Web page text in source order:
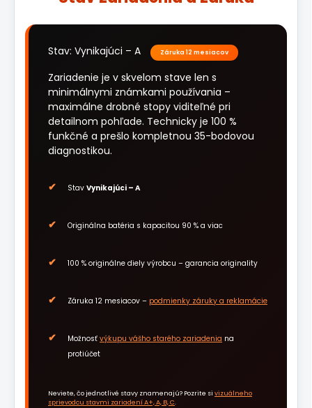
Stav: Vynikajúci – A Záruka 12 mesiacov
Zariadenie je v skvelom stave len s
minimálnymi známkami používania –
maximálne drobné stopy viditeľné pri
detailnom pohľade. Technicky je 100 %
funkčné a prešlo kompletnou 35-bodovou
diagnostikou.
Stav Vynikajúci – A
Originálna batéria s kapacitou 90 % a viac
100 % originálne diely výrobcu – garancia originality
Záruka 12 mesiacov – podmienky záruky a reklamácie
Možnosť výkupu vášho starého zariadenia na
protiúčet
Neviete, čo jednotlivé stavy znamenajú? Pozrite si vizuálneho
sprievodcu stavmi zariadení A+, A, B, C.